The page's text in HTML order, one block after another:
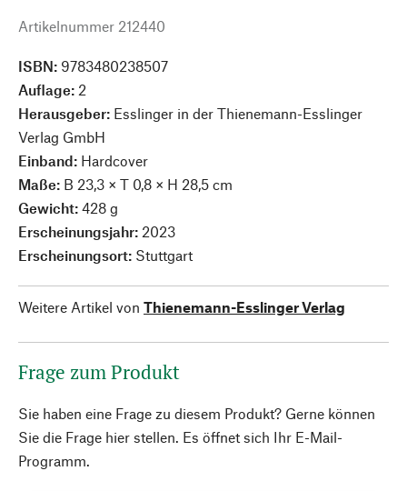
Artikelnummer 212440
ISBN: 9783480238507
Auflage: 2
Herausgeber: Esslinger in der Thienemann-Esslinger
Verlag GmbH
Einband: Hardcover
Maße: B 23,3 × T 0,8 × H 28,5 cm
Gewicht: 428 g
Erscheinungsjahr: 2023
Erscheinungsort: Stuttgart
Weitere Artikel von Thienemann-Esslinger Verlag
Frage zum Produkt
Sie haben eine Frage zu diesem Produkt? Gerne können
Sie die Frage hier stellen. Es öffnet sich Ihr E-Mail-
Programm.